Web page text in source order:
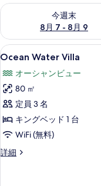
今週末
8月 7 - 8月 9
今週末 8月 7 - 8月 9 の
Ocean
Water
Villa
の
す
べ
て
の
9
Ocean Water Villa
オーシャンビュー
80 ㎡
定員 3 名
キングベッド 1 台
WiFi (無料)
詳細
Ocean